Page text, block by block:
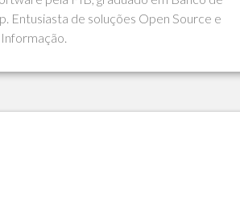
Entusiasta de soluções Open Source e